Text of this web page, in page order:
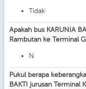
Tidak
Apakah bus KARUNIA
Rambutan ke Terminal
N
Pukul berapa
BAKTI jurusan Terminal